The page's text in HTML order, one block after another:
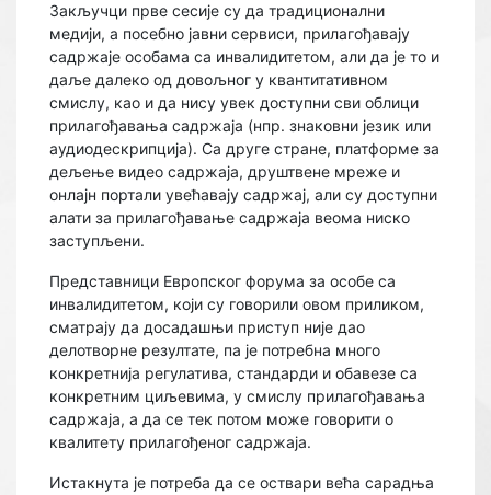
Закључци прве сесије су да традиционални
медији, а посебно јавни сервиси, прилагођавају
садржаје особама са инвалидитетом, али да је то и
даље далеко од довољног у квантитативном
смислу, као и да нису увек доступни сви облици
прилагођавања садржаја (нпр. знаковни језик или
аудиодескрипција). Са друге стране, платформе за
дељење видео садржаја, друштвене мреже и
онлајн портали увећавају садржај, али су доступни
алати за прилагођавање садржаја веома ниско
заступљени.
Представници Европског форума за особе са
инвалидитетом, који су говорили овом приликом,
сматрају да досадашњи приступ није дао
делотворне резултате, па је потребна много
конкретнија регулатива, стандарди и обавезе са
конкретним циљевима, у смислу прилагођавања
садржаја, а да се тек потом може говорити о
квалитету прилагођеног садржаја.
Истакнута је потреба да се оствари већа сарадња